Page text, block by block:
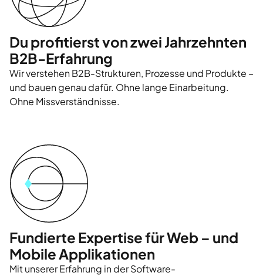
Du profitierst von zwei Jahrzehnten
B2B-Erfahrung
Wir verstehen B2B-Strukturen, Prozesse und Produkte –
und bauen genau dafür. Ohne lange Einarbeitung.
Ohne Missverständnisse.
Fundierte Expertise für Web – und
Mobile Applikationen
Mit unserer Erfahrung in der Software-